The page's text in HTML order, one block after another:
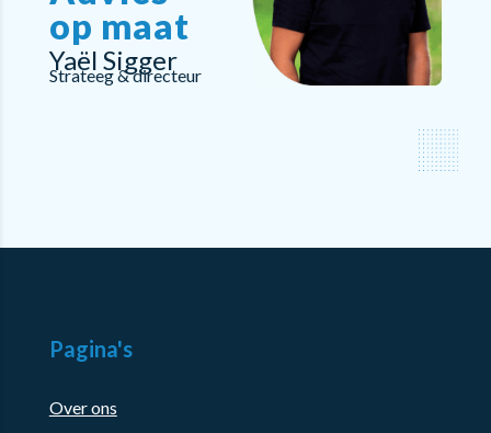
op maat
Yaël Sigger
Strateeg & directeur
Pagina's
Over ons